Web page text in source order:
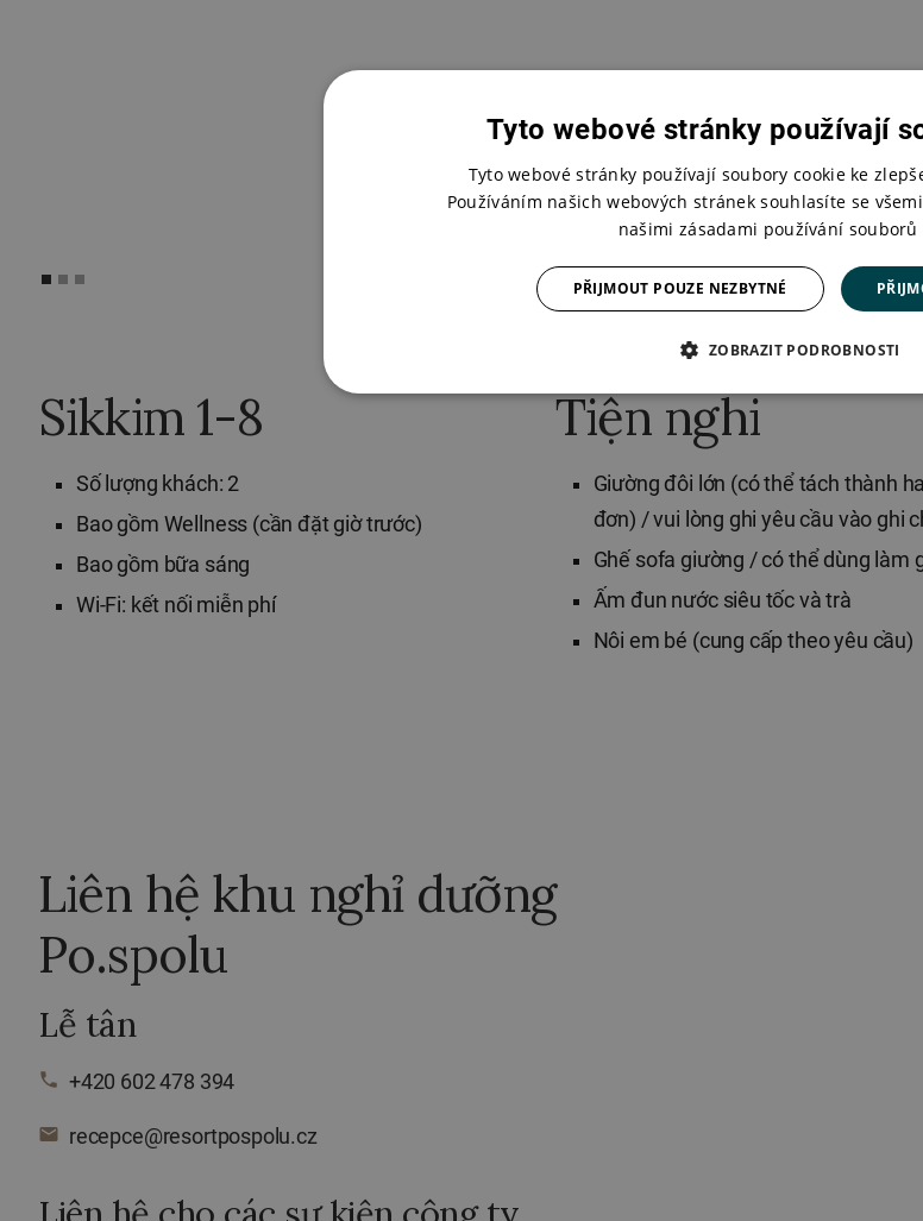
Sikkim 1-8
Số lượng khách: 2
Bao gồm Wellness (cần đặt giờ trước)
Bao gồm bữa sáng
Wi-Fi: kết nối miễn phí
Tiện nghi
Giường đôi lớn (có thể tách thành
đơn) / vui lòng ghi yêu cầu vào ghi
Ghế sofa giường / có thể dùng làm
Ấm đun nước siêu tốc và trà
Nôi em bé (cung cấp theo yêu cầu)
Liên hệ khu nghỉ dưỡng
Po.spolu
Lễ tân
phone +420 602 478 394
email recepce@resortpospolu.cz
Tyto webové stránky používají
Tyto webové stránky používají soubory cookie ke
Používáním našich webových stránek souhlasíte se
našimi zásadami používání souborů
PŘIJMOUT POUZE NEZBYTNÉ
ZOBRAZIT PODROBNOSTI